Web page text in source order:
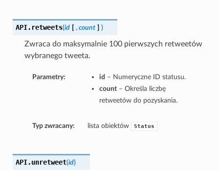
API. retweets(id [ , count ] )
Zwraca do maksymalnie 100 pierwszych retweetów
wybranego tweeta.
Parametry: id – Numeryczne ID statusu.
count– Określa liczbę
retweetów do pozyskania.
Typ zwracany: lista obiektów Status
API.unretweet(id)